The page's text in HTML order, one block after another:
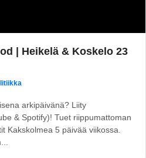
| Heikelä & Koskelo 23
arkipäivänä? Liity
& Spotify)! Tuet riippumattoman
Kakskolmea 5 päivää viikossa.